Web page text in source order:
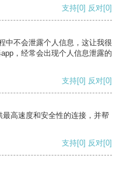
支持[0] 反对[0]
中不会泄露个人信息，这让我很
，经常会出现个人信息泄露的
支持[0] 反对[0]
高速度和安全性的连接，并帮
支持[0] 反对[0]